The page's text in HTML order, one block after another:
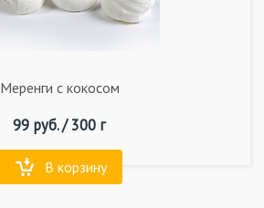
Меренги с кокосом
99 руб. /300 г
В корзину